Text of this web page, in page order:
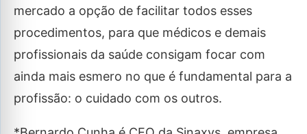
mercado a opção de facilitar todos esses
procedimentos, para que médicos e demais
profissionais da saúde consigam focar com
ainda mais esmero no que é fundamental para a
profissão: o cuidado com os outros.